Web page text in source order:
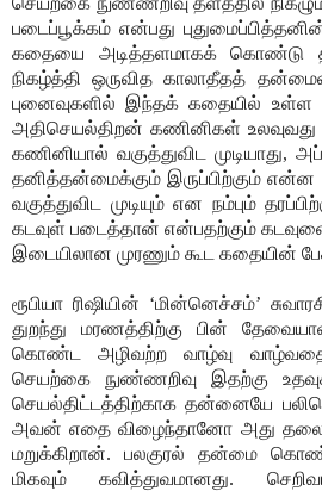
படைப்பூக்கம் என்பது புதுமைப்பித்தனின்
கதையை அடித்தளமாகக் கொண்டு
நிகழ்த்தி ஒருவித காலாதீதத்
புனைவுகளில் இந்தக் கதையில் உள்ள
அதிசெயல்திறன் கணினிகள்
கணினியால் வகுத்துவிட முடியாது,
தனித்தன்மைக்கும் இருப்பிற்கும் என்ன
வகுத்துவிட முடியும் என நம்பும்
கடவுள் படைத்தான் என்பதற்கும்
இடையிலான முரணும் கூட கதையின்
ரூபியா ரிஷியின் ‘மின்னெச்சம்’
துறந்து மரணத்திற்கு பின்
கொண்ட அழிவற்ற வாழ்வு
செயற்கை நுண்ணறிவு இதற்கு
செயல்திட்டத்திற்காக தன்னையே
அவன் எதை விழைந்தானோ அது
மறுக்கிறான். பலகுரல் தன்மை
மிகவும் கவித்துவமானது.